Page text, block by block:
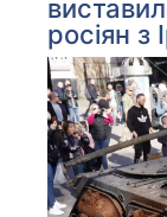
росіян з